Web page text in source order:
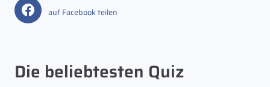
auf Facebook teilen
Die beliebtesten Quiz